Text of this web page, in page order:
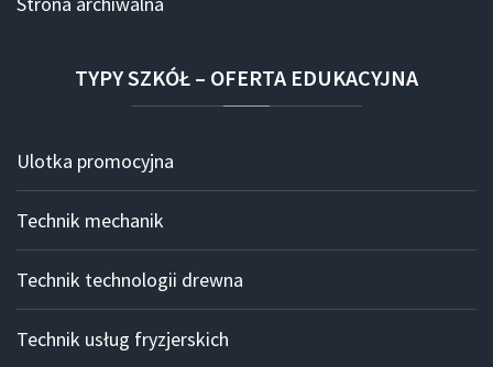
TYPYSZKÓŁ – OFERTA EDUKACYJNA
Ulotka promocyjna
Technik mechanik
Technik technologii drewna
Technik usług fryzjerskich